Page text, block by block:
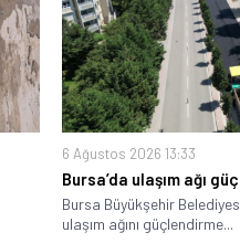
6 Ağustos 2026 13:33
Bursa’da ulaşım ağı
Bursa Büyükşehir
ulaşım ağını güçlendirme...